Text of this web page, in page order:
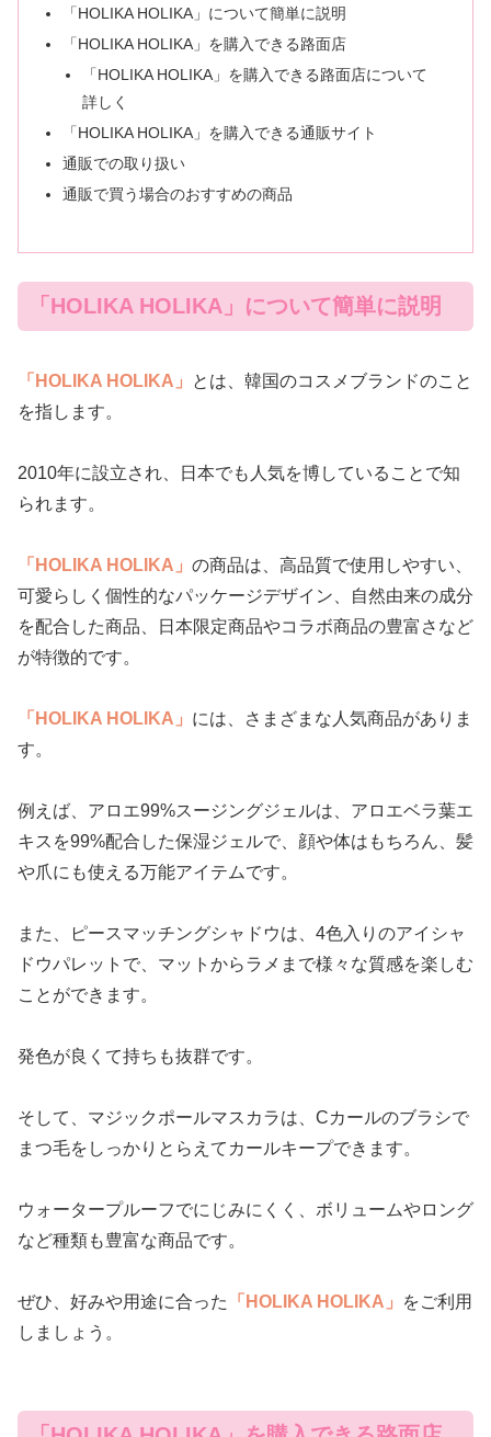
「HOLIKA HOLIKA」について簡単に説明
「HOLIKA HOLIKA」を購入できる路面店
「HOLIKA HOLIKA」を購入できる路面店について
詳しく
「HOLIKA HOLIKA」を購入できる通販サイト
通販での取り扱い
通販で買う場合のおすすめの商品
「HOLIKA HOLIKA」について簡単に説明
「HOLIKA HOLIKA」
とは、韓国のコスメブランドのこと
を指します。
2010年に設立され、日本でも人気を博していることで知
られます。
「HOLIKA HOLIKA」 の商品は、高品質で使用しやすい、
可愛らしく個性的なパッケージデザイン、自然由来の成分
を配合した商品、日本限定商品やコラボ商品の豊富さなど
が特徴的です。
「HOLIKA HOLIKA」 には、さまざまな人気商品がありま
す。
例えば、アロエ99%スージングジェルは、アロエベラ葉エ
キスを99%配合した保湿ジェルで、顔や体はもちろん、髪
や爪にも使える万能アイテムです。
また、ピースマッチングシャドウは、4色入りのアイシャ
ドウパレットで、マットからラメまで様々な質感を楽しむ
ことができます。
発色が良くて持ちも抜群です。
そして、マジックポールマスカラは、Cカールのブラシで
まつ毛をしっかりとらえてカールキープできます。
ウォータープルーフでにじみにくく、ボリュームやロング
など種類も豊富な商品です。
ぜひ、好みや用途に合った 「HOLIKA HOLIKA」
をご利用
しましょう。